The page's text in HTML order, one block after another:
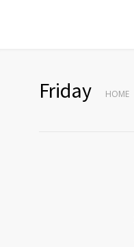
Friday HOME